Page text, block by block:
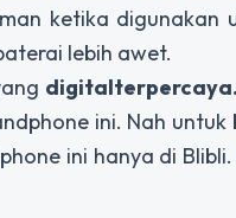
ketika
lebih awet.
ini. Nah untuk
ini hanya di